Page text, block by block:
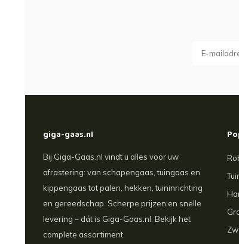
giga-gaas.nl
Bij Giga-Gaas.nl vindt u alles voor uw
afrastering: van schapengaas, tuingaas en
kippengaas tot palen, hekken, tuininrichting
en gereedschap. Scherpe prijzen en snelle
levering – dát is Giga-Gaas.nl. Bekijk het
complete assortiment.